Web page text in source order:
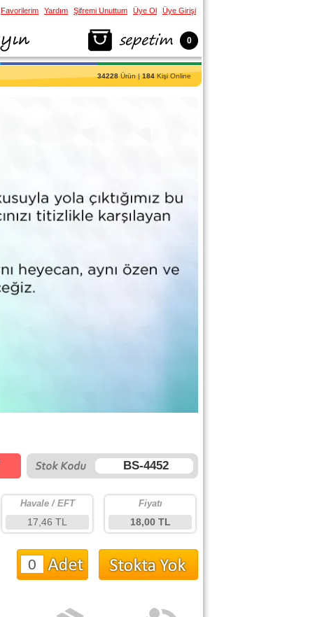
34228Ürün |184Kişi Online
BS-4452
Fiyatı
18,00 TL
Havale / EFT
17,46 TL
Favorilerim Yardım Şifremi Unuttum Üye Ol Üye Girişi
0